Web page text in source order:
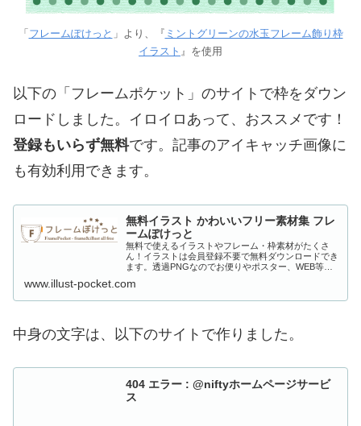
「 フレームぽけっと 」より、『 ミントグリーンの水玉フレーム飾り枠
イラスト 』を使用
以下の「フレームポケット」のサイトで枠をダウン
ロードしました。イロイロあって、おススメです！
登録もいらず無料です。記事のアイキャッチ画像に
も有効利用できます。
無料イラスト かわいいフリー素材集 フレ
ームぽけっと
無料で使えるイラストやフレーム・枠素材がたくさ
ん！イラストは会員登録不要で無料ダウンロードでき
ます。透過PNGなのでお便りやポスター、WEB等に
www.illust-pocket.com
中身の文字は、以下のサイトで作りました。
404 エラー : @niftyホームページサービ
ス